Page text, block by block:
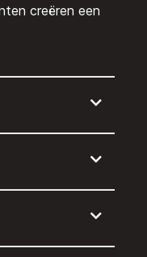
creëren een